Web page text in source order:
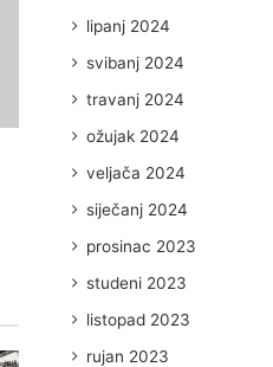
lipanj 2024
svibanj 2024
travanj 2024
ožujak 2024
veljača 2024
siječanj 2024
prosinac 2023
studeni 2023
listopad 2023
rujan 2023